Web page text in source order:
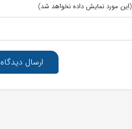
(این مورد نمایش داده نخواهد شد)
ارسال دیدگاه